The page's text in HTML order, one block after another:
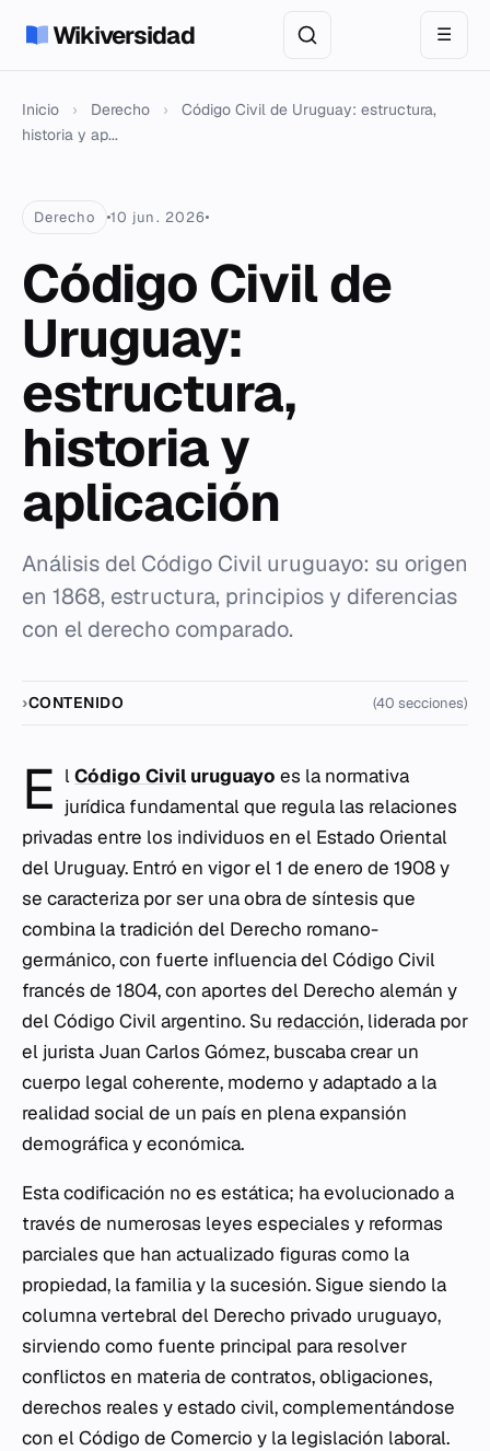
Wikiversidad ☰
Inicio › Derecho ›
Código Civil de Uruguay: estructura,
historia y ap...
Derecho 10 jun. 2026
Código Civil de
Uruguay:
estructura,
historia y
aplicación
Análisis del Código Civil uruguayo: su origen
en 1868, estructura, principios y diferencias
con el derecho comparado.
CONTENIDO (40 secciones)
E lCódigo Civil uruguayo es la normativa
jurídica fundamental que regula las relaciones
privadas entre los individuos en el Estado Oriental
del Uruguay. Entró en vigor el 1 de enero de 1908 y
se caracteriza por ser una obra de síntesis que
combina la tradición del Derecho romano-
germánico, con fuerte influencia del Código Civil
francés de 1804, con aportes del Derecho alemán y
del Código Civil argentino. Su redacción, liderada por
el jurista Juan Carlos Gómez, buscaba crear un
cuerpo legal coherente, moderno y adaptado a la
realidad social de un país en plena expansión
demográfica y económica.
Esta codificación no es estática; ha evolucionado a
través de numerosas leyes especiales y reformas
parciales que han actualizado figuras como la
propiedad, la familia y la sucesión. Sigue siendo la
columna vertebral del Derecho privado uruguayo,
sirviendo como fuente principal para resolver
conflictos en materia de contratos, obligaciones,
derechos reales y estado civil, complementándose
con el Código de Comercio y la legislación laboral.